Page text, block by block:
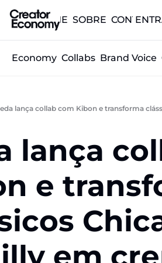
HOME SOBRE CONTATO
Economy Collabs Brand Voice
lança collab com Kibon e transforma
lança
e